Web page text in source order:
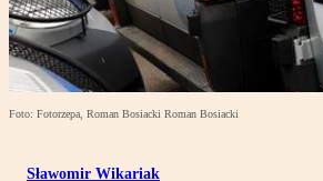
Foto: Fotorzepa, Roman Bosiacki Roman Bosiacki
Sławomir Wikariak